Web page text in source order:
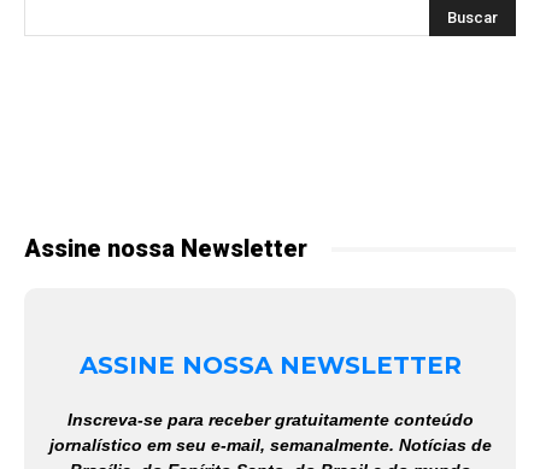
Assine nossa Newsletter
ASSINE NOSSA NEWSLETTER
Inscreva-se para receber gratuitamente conteúdo
jornalístico em seu e-mail, semanalmente. Notícias de